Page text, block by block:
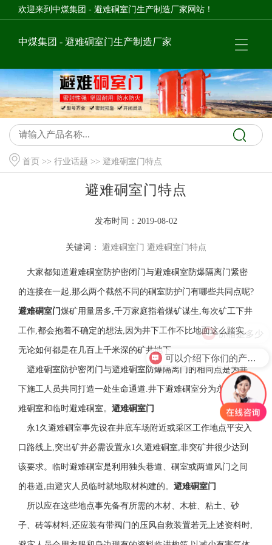
欢迎来到中煤集团 - 避难硐室门生产制造厂家网站！
中煤集团 - 避难硐室门生产制造厂家
首页 >>行业话题 >> 避难硐室门特点
避难硐室门特点
发布时间：2019-08-02
关键词： 避难硐室门 避难硐室门特点
大家都知道避难硐室防护密闭门与避难硐室防爆隔离门紧密
的连接在一起,那么两个截然不同的硐室防护门有哪些共同点呢?
避难硐室门煤矿用量居多,千万家庭指着煤矿谋生,每次矿工下井
工作,都会抱着不确定的想法,因为井下工作不比地面这么踏实,
无论如何都是在几百上千米深的矿井地下.
避难硐室防护密闭门与避难硐室防爆隔离门的相同点是为井
下施工人员共同打造一处生命通道.井下避难硐室分为永1久避
难硐室和临时避难硐室。 避难硐室门
永1久避难硐室事先设在井底车场附近或采区工作地点平安入
口路线上,突出矿井必需设置永1久避难硐室,非突矿井很少达到
该要求。临时避难硐室是利用独头巷道、硐室或两道风门之间
的巷道,由避灾人员临时就地取材构建的。 避难硐室门
所以应在这些地点事先备有所需的木材、木桩、粘土、砂
子、砖等材料,还应装有带阀门的压风自救装置若无上述资料时,
可以介绍下你们的产品么？
价格是多少